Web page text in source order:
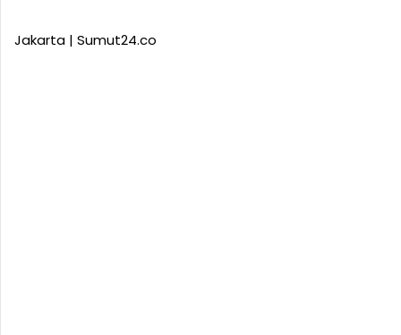
Jakarta | Sumut24.co